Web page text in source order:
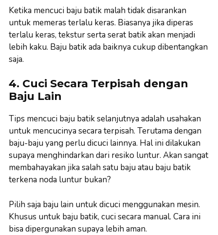
Ketika mencuci baju batik malah tidak disarankan
untuk memeras terlalu keras. Biasanya jika diperas
terlalu keras, tekstur serta serat batik akan menjadi
lebih kaku. Baju batik ada baiknya cukup dibentangkan
saja.
4. Cuci Secara Terpisah dengan
Baju Lain
Tips mencuci baju batik selanjutnya adalah usahakan
untuk mencucinya secara terpisah. Terutama dengan
baju-baju yang perlu dicuci lainnya. Hal ini dilakukan
supaya menghindarkan dari resiko luntur. Akan sangat
membahayakan jika salah satu baju atau baju batik
terkena noda luntur bukan?
Pilih saja baju lain untuk dicuci menggunakan mesin.
Khusus untuk baju batik, cuci secara manual. Cara ini
bisa dipergunakan supaya lebih aman.